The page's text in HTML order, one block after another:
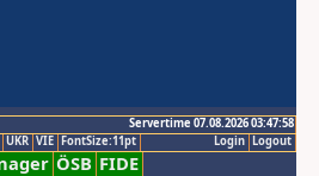
Servertime 07.08.2026 03:47:58
Logout
Login
UKR VIE FontSize:11pt
ÖSB FIDE